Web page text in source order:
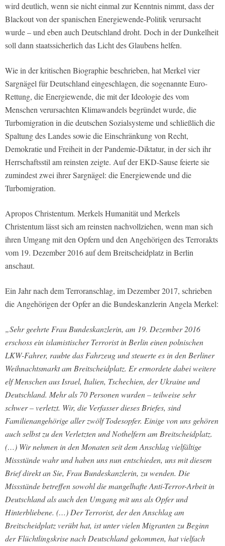
wird deutlich, wenn sie nicht einmal zur Kenntnis nimmt, dass der
Blackout von der spanischen Energiewende-Politik verursacht
wurde – und eben auch Deutschland droht. Doch in der Dunkelheit
soll dann staatssicherlich das Licht des Glaubens helfen.
Wie in der kritischen Biographie beschrieben, hat Merkel vier
Sargnägel für Deutschland eingeschlagen, die sogenannte Euro-
Rettung, die Energiewende, die mit der Ideologie des vom
Menschen verursachten Klimawandels begründet wurde, die
Turbomigration in die deutschen Sozialsysteme und schließlich die
Spaltung des Landes sowie die Einschränkung von Recht,
Demokratie und Freiheit in der Pandemie-Diktatur, in der sich ihr
Herrschaftsstil am reinsten zeigte. Auf der EKD-Sause feierte sie
zumindest zwei ihrer Sargnägel: die Energiewende und die
Turbomigration.
Apropos Christentum. Merkels Humanität und Merkels
Christentum lässt sich am reinsten nachvollziehen, wenn man sich
ihren Umgang mit den Opfern und den Angehörigen des Terrorakts
vom 19. Dezember 2016 auf dem Breitscheidplatz in Berlin
anschaut.
Ein Jahr nach dem Terroranschlag, im Dezember 2017, schrieben
die Angehörigen der Opfer an die Bundeskanzlerin Angela Merkel:
„Sehr geehrte Frau Bundeskanzlerin, am 19. Dezember 2016
erschoss ein islamistischer Terrorist in Berlin einen polnischen
LKW-Fahrer, raubte das Fahrzeug und steuerte es in den Berliner
Weihnachtsmarkt am Breitscheidplatz. Er ermordete dabei weitere
elf Menschen aus Israel, Italien, Tschechien, der Ukraine und
Deutschland. Mehr als 70 Personen wurden – teilweise sehr
schwer – verletzt. Wir, die Verfasser dieses Briefes, sind
Familienangehörige aller zwölf Todesopfer. Einige von uns gehören
auch selbst zu den Verletzten und Nothelfern am Breitscheidplatz.
(…) Wir nehmen in den Monaten seit dem Anschlag vielfältige
Missstände wahr und haben uns nun entschieden, uns mit diesem
Brief direkt an Sie, Frau Bundeskanzlerin, zu wenden. Die
Missstände betreffen sowohl die mangelhafte Anti-Terror-Arbeit in
Deutschland als auch den Umgang mit uns als Opfer und
Hinterbliebene. (…) Der Terrorist, der den Anschlag am
Breitscheidplatz verübt hat, ist unter vielen Migranten zu Beginn
der Flüchtlingskrise nach Deutschland gekommen, hat vielfach